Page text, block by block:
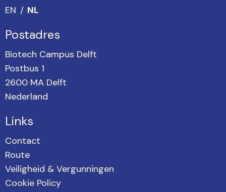
EN
NL
Postadres
Biotech Campus Delft
Postbus 1
2600 MA Delft
Nederland
Links
Contact
Route
Veiligheid & Vergunningen
Cookie Policy